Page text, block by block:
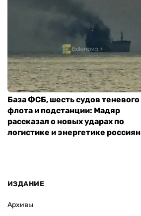
База ФСБ, шесть судов теневого
флота и подстанции: Мадяр
рассказал о новых ударах по
логистике и энергетике россиян
ИЗДАНИЕ
Архивы